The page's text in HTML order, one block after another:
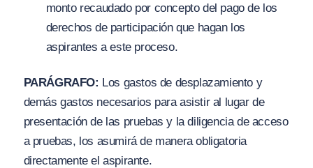
monto recaudado por concepto del pago de los
derechos de participación que hagan los
aspirantes a este proceso.
PARÁGRAFO: Los gastos de desplazamiento y
demás gastos necesarios para asistir al lugar de
presentación de las pruebas y la diligencia de acceso
a pruebas, los asumirá de manera obligatoria
directamente el aspirante.